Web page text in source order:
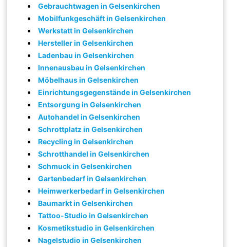
Gebrauchtwagen in Gelsenkirchen
Mobilfunkgeschäft in Gelsenkirchen
Werkstatt in Gelsenkirchen
Hersteller in Gelsenkirchen
Ladenbau in Gelsenkirchen
Innenausbau in Gelsenkirchen
Möbelhaus in Gelsenkirchen
Einrichtungsgegenstände in Gelsenkirchen
Entsorgung in Gelsenkirchen
Autohandel in Gelsenkirchen
Schrottplatz in Gelsenkirchen
Recycling in Gelsenkirchen
Schrotthandel in Gelsenkirchen
Schmuck in Gelsenkirchen
Gartenbedarf in Gelsenkirchen
Heimwerkerbedarf in Gelsenkirchen
Baumarkt in Gelsenkirchen
Tattoo-Studio in Gelsenkirchen
Kosmetikstudio in Gelsenkirchen
Nagelstudio in Gelsenkirchen